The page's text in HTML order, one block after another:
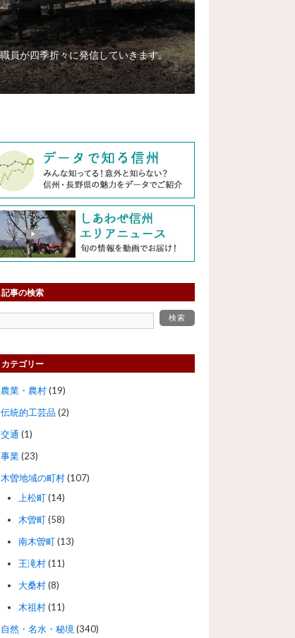
員が四季折々に発信していきます。
記事の検索
カテゴリー
農業・農村(19)
伝統的工芸品 (2)
交通 (1)
事業(23)
木曽地域の町村(107)
上松町(14)
木曽町(58)
南木曽町(13)
王滝村(11)
大桑村(8)
木祖村(11)
自然・名水・秘境(340)